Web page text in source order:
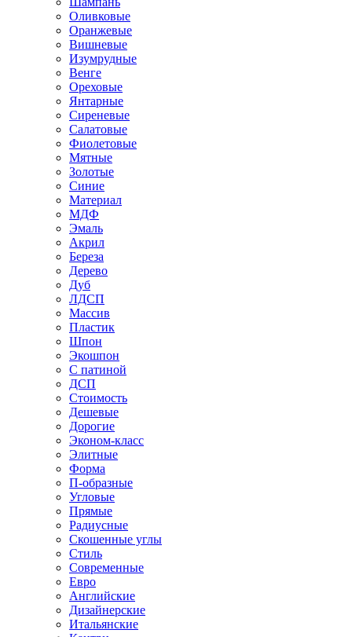
Оливковые
Оранжевые
Вишневые
Изумрудные
Венге
Ореховые
Янтарные
Сиреневые
Салатовые
Фиолетовые
Мятные
Золотые
Синие
Материал
МДФ
Эмаль
Акрил
Береза
Дерево
Дуб
ЛДСП
Массив
Пластик
Шпон
Экошпон
С патиной
ДСП
Стоимость
Дешевые
Дорогие
Эконом-класс
Элитные
Форма
П-образные
Угловые
Прямые
Радиусные
Скошенные углы
Стиль
Современные
Евро
Английские
Дизайнерские
Итальянские